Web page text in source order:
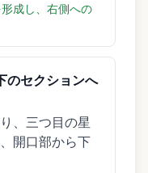
成し、右側への
のセクションへ
、三つ目の星
開口部から下